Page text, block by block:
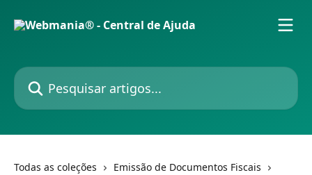
Pesquisar artigos...
Todas as coleções
Emissão de Documentos Fiscais